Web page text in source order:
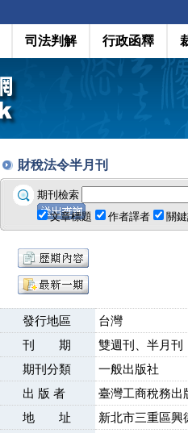
司法判解 行政函釋
財稅法令半月刊
期刊檢索
文章標題
作者譯者 關
發行地區
台灣
刊 期
雙週刊、半月刊
期刊分類
一般出版社
出 版 者
臺灣工商稅務出
地 址
新北市三重區興